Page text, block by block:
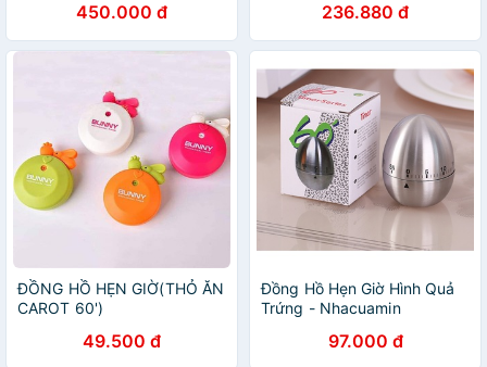
450.000 đ 236.880 đ
ĐỒNG HỒ HẸN GIỜ(THỎ ĂN
CAROT 60')
49.500 đ
Đồng Hồ Hẹn Giờ Hình Quả
Trứng - Nhacuamin
97.000 đ